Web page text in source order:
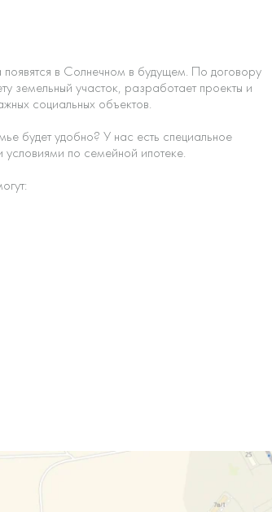
в Солнечном в будущем. По договору
земельный участок, разработает проекты и
социальных объектов.
будет удобно? У нас есть специальное
условиями по семейной ипотеке.